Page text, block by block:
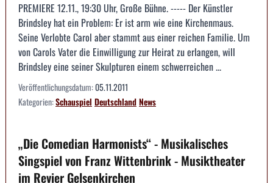
PREMIERE 12.11., 19:30 Uhr, Große Bühne. ----- Der Künstler
Brindsley hat ein Problem: Er ist arm wie eine Kirchenmaus.
Seine Verlobte Carol aber stammt aus einer reichen Familie. Um
von Carols Vater die Einwilligung zur Heirat zu erlangen, will
Brindsley eine seiner Skulpturen einem schwerreichen ...
Veröffentlichungsdatum:05.11.2011
Kategorien:Schauspiel DeutschlandNews
„Die Comedian Harmonists“ - Musikalisches
Singspiel von Franz Wittenbrink - Musiktheater
im Revier Gelsenkirchen